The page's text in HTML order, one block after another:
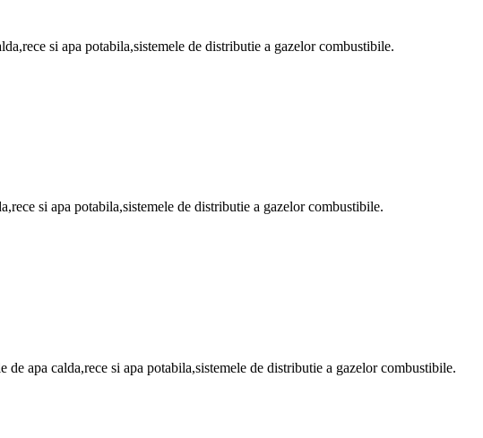
si apa potabila,sistemele de distributie a gazelor combustibile.
si apa potabila,sistemele de distributie a gazelor combustibile.
apa calda,rece si apa potabila,sistemele de distributie a gazelor combustibile.